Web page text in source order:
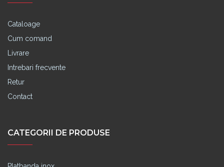
Cataloage
Cum comand
Livrare
Intrebari frecvente
Retur
Contact
CATEGORII DE PRODUSE